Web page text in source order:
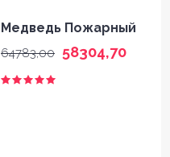
Медведь Пожарный
64783,00 58304,70